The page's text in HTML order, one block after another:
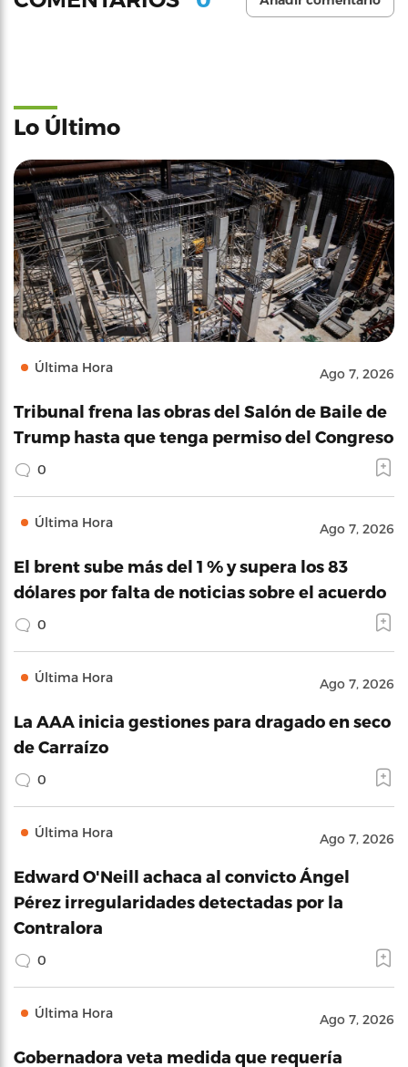
Lo Último
Última Hora Ago 7, 2026
Tribunal frena las obras del Salón de Baile de
Trump hasta que tenga permiso del Congreso
0
Última Hora Ago 7, 2026
El brent sube más del 1 % y supera los 83
dólares por falta de noticias sobre el acuerdo
0
Última Hora Ago 7, 2026
La AAA inicia gestiones para dragado en seco
de Carraízo
0
Última Hora Ago 7, 2026
Edward O'Neill achaca al convicto Ángel
Pérez irregularidades detectadas por la
Contralora
0
Última Hora Ago 7, 2026
Gobernadora veta medida que requería